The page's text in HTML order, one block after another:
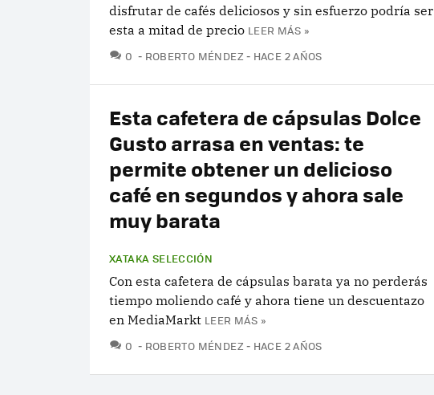
disfrutar de cafés deliciosos y sin esfuerzo podría ser
esta a mitad de precio LEER MÁS »
0 COMENTARIOS
ROBERTO MÉNDEZ HACE 2 AÑOS
Esta cafetera de cápsulas Dolce
Gusto arrasa en ventas: te
permite obtener un delicioso
café en segundos y ahora sale
muy barata
XATAKA SELECCIÓN
Con esta cafetera de cápsulas barata ya no perderás
tiempo moliendo café y ahora tiene un descuentazo
en MediaMarkt LEER MÁS »
0 COMENTARIOS
ROBERTO MÉNDEZ HACE 2 AÑOS